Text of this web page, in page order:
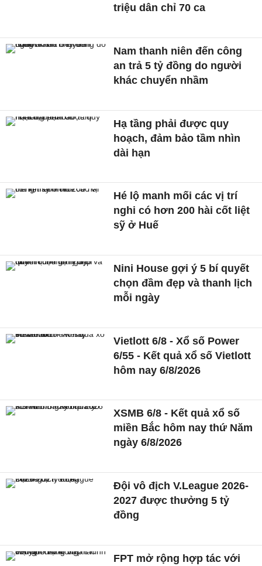
triệu dân chỉ 70 ca
Nam thanh niên đến công
an trả 5 tỷ đồng do người
khác chuyển nhầm
Hạ tầng phải được quy
hoạch, đảm bảo tầm nhìn
dài hạn
Hé lộ manh mối các vị trí
nghi có hơn 200 hài cốt liệt
sỹ ở Huế
Nini House gợi ý 5 bí quyết
chọn đầm đẹp và thanh lịch
mỗi ngày
Vietlott 6/8 - Xổ số Power
6/55 - Kết quả xổ số Vietlott
hôm nay 6/8/2026
XSMB 6/8 - Kết quả xổ số
miền Bắc hôm nay thứ Năm
ngày 6/8/2026
Đội vô địch V.League 2026-
2027 được thưởng 5 tỷ
đồng
FPT mở rộng hợp tác với